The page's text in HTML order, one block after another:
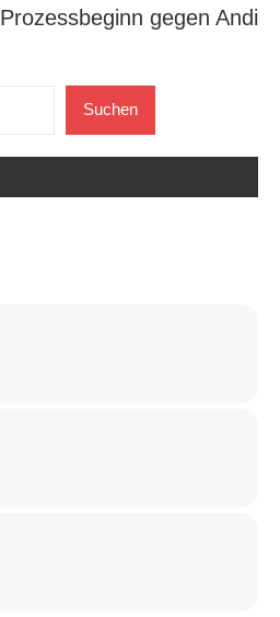
Prozessbeginn gegen Andi
Suchen